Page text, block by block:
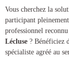
​​Vous cherchez la
participant
professionnel
Lécluse ? Bénéficiez
spécialiste agréé au